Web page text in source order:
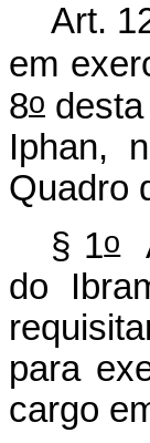
Art.
em
8o
Iphan,
Quadro
§ 1o
do
para
cargo